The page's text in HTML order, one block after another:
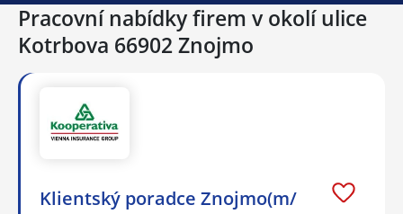
Pracovní nabídky firem v okolí ulice
Kotrbova 66902 Znojmo
Klientský poradce Znojmo(m/